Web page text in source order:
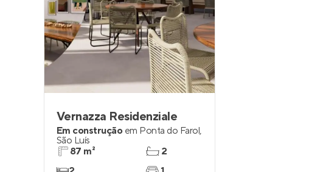
Vernazza Residenziale
Em construção em Ponta do Farol,
São Luís
87 m²
2